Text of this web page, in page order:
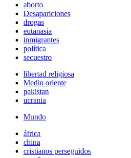
aborto
Desapariciones
drogas
eutanasia
inmigrantes
política
secuestro
libertad religiosa
Medio oriente
pakistan
ucrania
Mundo
áfrica
china
cristianos perseguidos